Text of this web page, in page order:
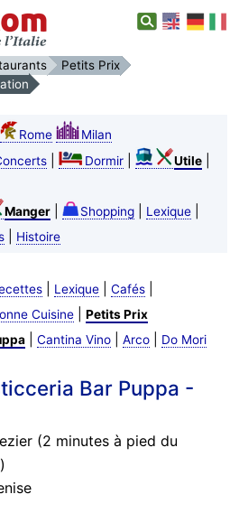
Petits Prix
Rome
Milan
| Dormir| Utile|
Manger| Shopping| Lexique|
| Histoire
| Lexique| Cafés|
Cuisine| Petits Prix
| Cantina Vino| Arco| Do Mori
Bar Puppa -
(2 minutes à pied du